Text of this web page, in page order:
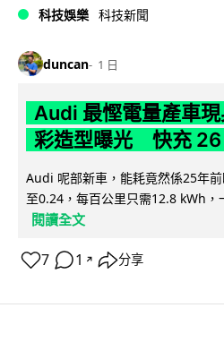
科技娛樂 科技新聞
duncan 1 日
Audi 最慳電量產車
彩造型曝光 快充 26
Audi 呢部新車，能耗竟然係25年
至0.24，每百公里只需12.8 kWh，
閱讀全文
7 1 ↗ 分享